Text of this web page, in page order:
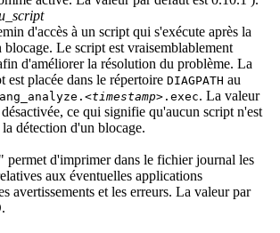
d'accès à un script qui s'exécute après la
blocage. Le script est vraisemblablement
d'améliorer la résolution du problème. La
est placée dans le répertoire DIAGPATH au
<timestamp> .exec. La valeur
ce qui signifie qu'aucun script n'est
la détection d'un blocage.
permet d'imprimer dans le fichier journal les
aux éventuelles applications
avertissements et les erreurs. La valeur par
.